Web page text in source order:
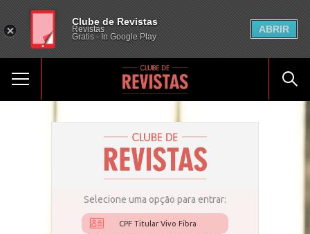
Selecione uma opção para entrar:
CPF Titular Vivo Fibra
Clube de Revistas
Revistas
Gratis - In Google Play
ABRIR